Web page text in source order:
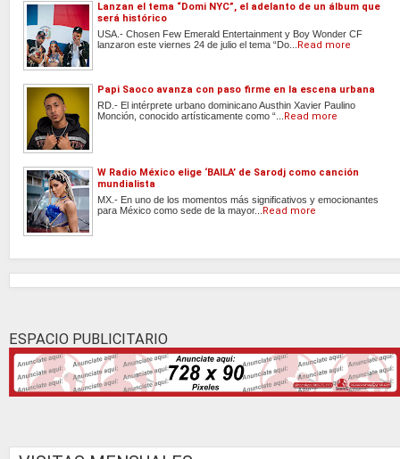
Lanzan el tema “Domi NYC”, el adelanto de un álbum que
será histórico
USA.- Chosen Few Emerald Entertainment y Boy Wonder CF
lanzaron este viernes 24 de julio el tema “Do...
Read more
Papi Saoco avanza con paso firme en la escena urbana
RD.- El intérprete urbano dominicano Austhin Xavier Paulino
Monción, conocido artísticamente como “...
Read more
W Radio México elige ‘BAILA’ de Sarodj como canción
mundialista
MX.- En uno de los momentos más significativos y emocionantes
para México como sede de la mayor...
Read more
ESPACIO PUBLICITARIO